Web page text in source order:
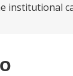
institutional